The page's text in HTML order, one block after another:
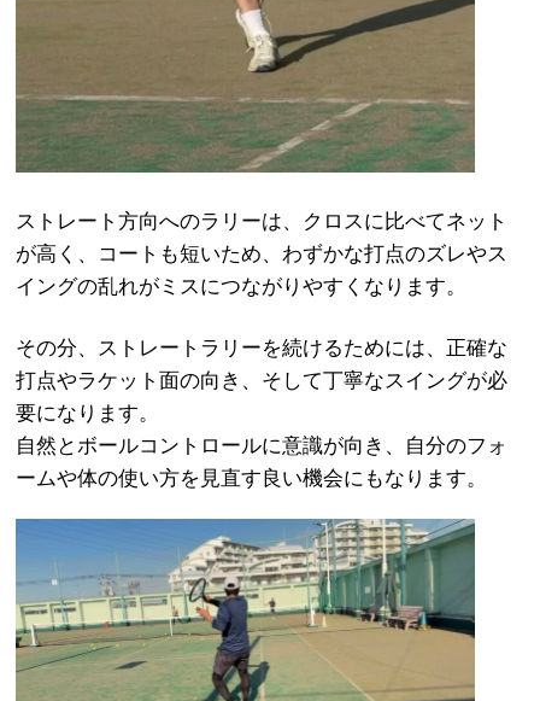
ストレート方向へのラリーは、クロスに比べてネット
が高く、コートも短いため、わずかな打点のズレやス
イングの乱れがミスにつながりやすくなります。
その分、ストレートラリーを続けるためには、正確な
打点やラケット面の向き、そして丁寧なスイングが必
要になります。
自然とボールコントロールに意識が向き、自分のフォ
ームや体の使い方を見直す良い機会にもなります。